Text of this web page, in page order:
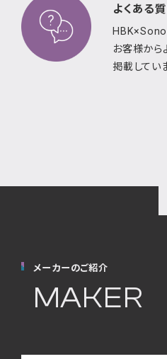
よくある
お客様から
掲載してい
メーカーのご紹介
MAKER